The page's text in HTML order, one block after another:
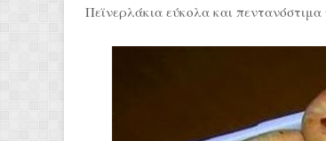
Πεϊνερλάκια εύκολα και